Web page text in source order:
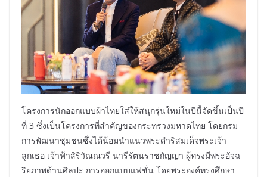
โครงการนักออกแบบผ้าไทยใส่ให้สนุกรุ่นใหม่ในปีนี้จัดขึ้นเป็นปี
ที่ 3 ซึ่งเป็นโครงการที่สำคัญของกระทรวงมหาดไทย โดยกรม
การพัฒนาชุมชนซึ่งได้น้อมนำแนวพระดำริสมเด็จพระเจ้า
ลูกเธอ เจ้าฟ้าสิริวัณณวรี นารีรัตนราชกัญญา ผู้ทรงมีพระอัจฉ
ริยภาพด้านศิลปะ การออกแบบแฟชั่น โดยพระองค์ทรงศึกษา